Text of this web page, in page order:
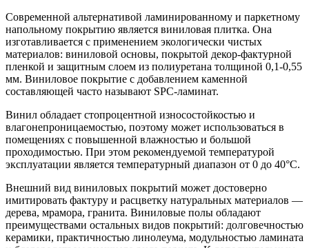
Современной альтернативой ламинированному и паркетному
напольному покрытию является виниловая плитка. Она
изготавливается с применением экологически чистых
материалов: виниловой основы, покрытой декор-фактурной
пленкой и защитным слоем из полиуретана толщиной 0,1-0,55
мм. Виниловое покрытие с добавлением каменной
составляющей часто называют SPC-ламинат.
Винил обладает стопроцентной износостойкостью и
влагонепроницаемостью, поэтому может использоваться в
помещениях с повышенной влажностью и большой
проходимостью. При этом рекомендуемой температурой
эксплуатации является температурный диапазон от 0 до 40°С.
Внешний вид виниловых покрытий может достоверно
имитировать фактуру и расцветку натуральных материалов —
дерева, мрамора, гранита. Виниловые полы обладают
преимуществами остальных видов покрытий: долговечностью
керамики, практичностью линолеума, модульностью ламината